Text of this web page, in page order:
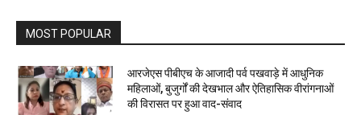
MOST POPULAR
आरजेएस पीबीएच के आजादी पर्व पखवाड़े में आधुनिक
महिलाओं, बुजुर्गों की देखभाल और ऐतिहासिक वीरांगनाओं
की विरासत पर हुआ वाद-संवाद